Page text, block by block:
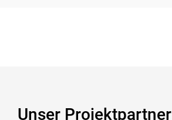
Unser Projektpartner